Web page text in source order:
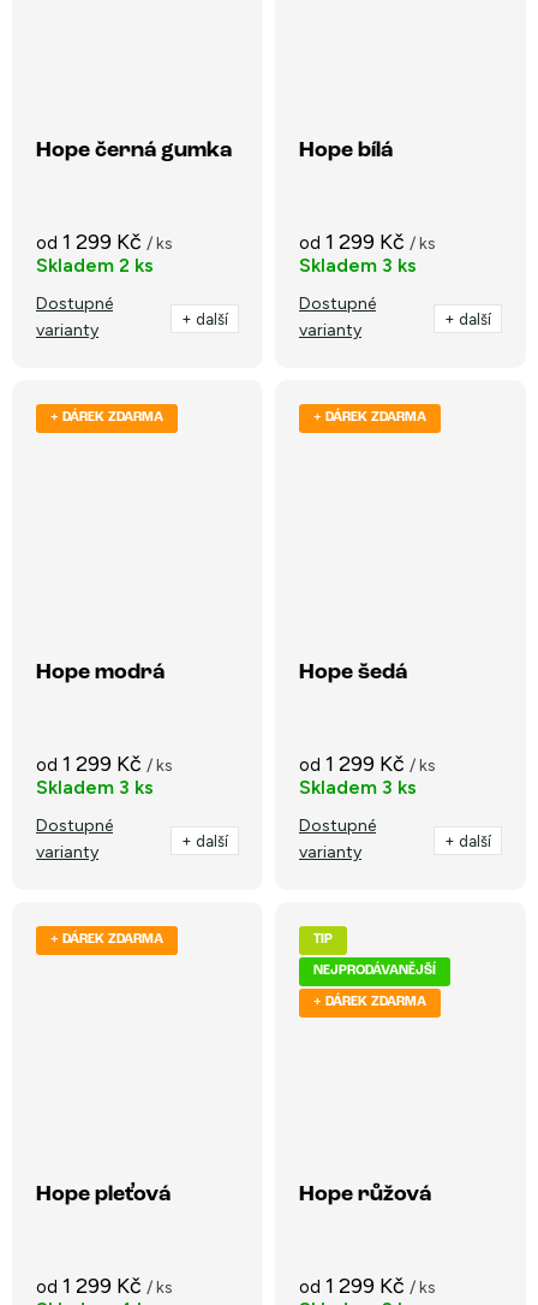
Hope černá gumka
od 1 299 Kč / ks
Skladem 2 ks
Dostupné
varianty
+ další
Hope bílá
od 1 299 Kč / ks
Skladem 3 ks
Dostupné
varianty
+ další
+ DÁREK ZDARMA
Hope modrá
od 1 299 Kč / ks
Skladem 3 ks
Dostupné
varianty
+ další
+ DÁREK ZDARMA
Hope šedá
od 1 299 Kč / ks
Skladem 3 ks
Dostupné
varianty
+ další
+ DÁREK ZDARMA
Hope pleťová
od 1 299 Kč / ks
TIP
NEJPRODÁVANĚJŠÍ
+ DÁREK ZDARMA
Hope růžová
od 1 299 Kč / ks